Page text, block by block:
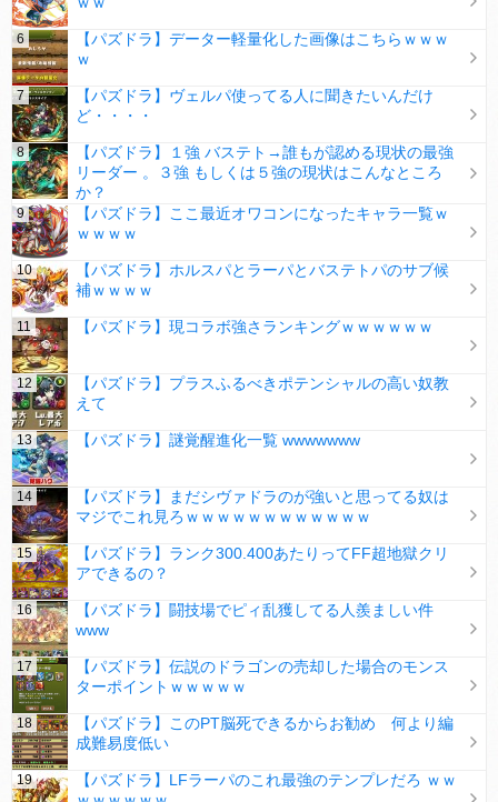
【パズドラ】データー軽量化した画像はこちらｗｗｗ
ｗ
【パズドラ】ヴェルパ使ってる人に聞きたいんだけ
ど・・・・
【パズドラ】１強 バステト→誰もが認める現状の最強
リーダー 。３強 もしくは５強の現状はこんなところ
か？
【パズドラ】ここ最近オワコンになったキャラ一覧ｗ
ｗｗｗｗ
【パズドラ】ホルスパとラーパとバステトパのサブ候
補ｗｗｗｗ
【パズドラ】現コラボ強さランキングｗｗｗｗｗｗ
【パズドラ】プラスふるべきポテンシャルの高い奴教
えて
【パズドラ】謎覚醒進化一覧 wwwwwww
【パズドラ】まだシヴァドラのが強いと思ってる奴は
マジでこれ見ろｗｗｗｗｗｗｗｗｗｗｗｗ
【パズドラ】ランク300.400あたりってFF超地獄クリ
アできるの？
【パズドラ】闘技場でピィ乱獲してる人羨ましい件
www
【パズドラ】伝説のドラゴンの売却した場合のモンス
ターポイントｗｗｗｗｗ
【パズドラ】このPT脳死できるからお勧め 何より編
成難易度低い
【パズドラ】LFラーパのこれ最強のテンプレだろ ｗｗ